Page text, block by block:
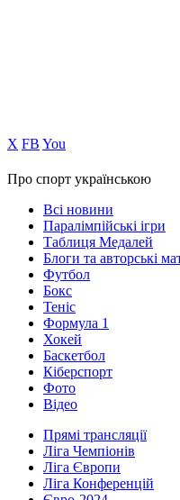
Х FB You
Про спорт українською
Всі новини
Паралімпійські ігри
Таблиця Медалей
Блоги та авторські
Футбол
Бокс
Теніс
Формула 1
Хокей
Баскетбол
Кіберспорт
Фото
Відео
Прямі трансляції
Ліга Чемпіонів
Ліга Європи
Ліга Конференцій